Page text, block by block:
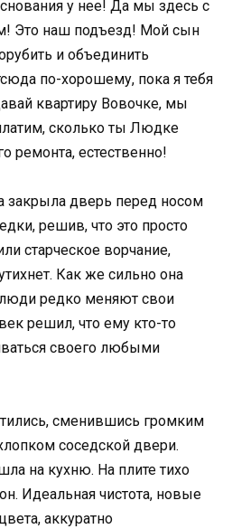
у нее! Да мы здесь с
Это наш подъезд! Мой сын
и объединить
по-хорошему, пока я тебя
квартиру Вовочке, мы
сколько ты Людке
ремонта, естественно!
закрыла дверь перед носом
решив, что это просто
старческое ворчание,
Как же сильно она
редко меняют свои
решил, что ему кто-то
своего любыми
сменившись громким
соседской двери.
на кухню. На плите тихо
Идеальная чистота, новые
аккуратно